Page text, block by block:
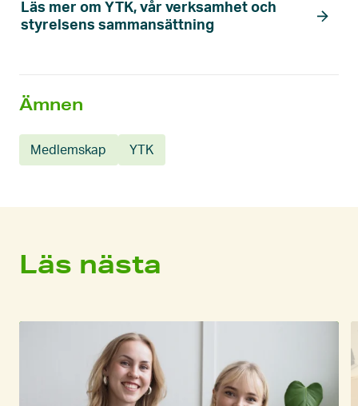
Ämnen
Medlemskap YTK
Läs mer om YTK, vår verksamhet och
styrelsens sammansättning
Läs nästa